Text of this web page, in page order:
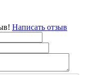
Написать отзыв